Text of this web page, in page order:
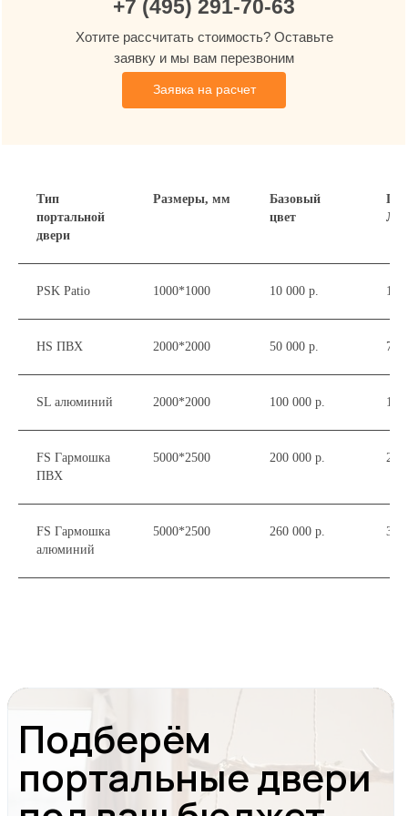
+7 (495) 291-70-63
Хотите рассчитать стоимость? Оставьте
заявку и мы вам перезвоним
Заявка на расчет
Тип
портальной
двери
Размеры, мм
Базовый
цвет
PSK Patio 1000*1000 10 000 р. 15
HS ПВХ 2000*2000 50 000 р. 70
SL алюминий 2000*2000 100 000 р.
FS Гармошка
ПВХ
5000*2500 200 000 р.
FS Гармошка
алюминий
5000*2500 260 000 р.
Шоурум
Приходите к нам в гости
Пожалуйста, перед визитом предупредите
нас о посещении
Москва
+7(495) 291-70-63
профессиональной установкой от Oknapeople